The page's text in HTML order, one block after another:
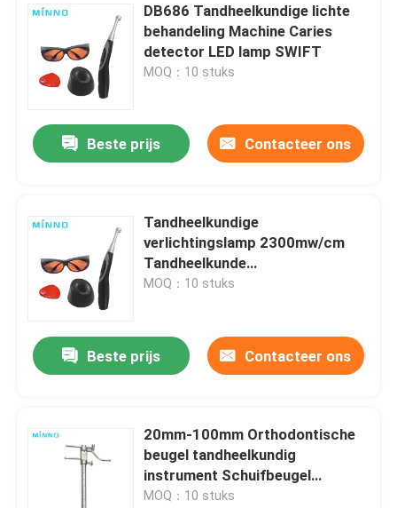
DB686 Tandheelkundige lichte
behandeling Machine Caries
detector LED lamp SWIFT
MOQ：10 stuks
Beste prijs Contacteer ons
Tandheelkundige
verlichtingslamp 2300mw/cm
Tandheelkunde
Fotopolymerisator Hoog
Gereedschap
MOQ：10 stuks
Beste prijs Contacteer ons
20mm-100mm Orthodontische
beugel tandheelkundig
instrument Schuifbeugel
tandheelkundig
MOQ：10 stuks